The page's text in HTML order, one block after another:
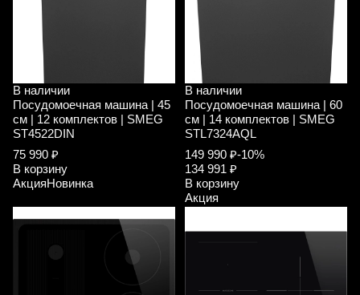
В наличии
Посудомоечная машина | 45
см | 12 комплектов | SMEG
ST4522DIN
75 990 ₽
В корзину
АкцияНовинка
В наличии
Посудомоечная машина | 60
см | 14 комплектов | SMEG
STL7324AQL
149 990 ₽-10%
134 991 ₽
В корзину
Акция